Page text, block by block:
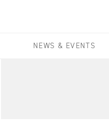
NEWS & EVENTS